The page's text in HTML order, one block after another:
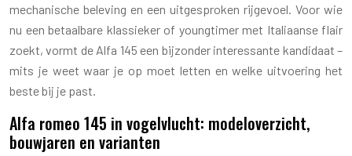
mechanische beleving en een uitgesproken rijgevoel. Voor wie
nu een betaalbare klassieker of youngtimer met Italiaanse flair
zoekt, vormt de Alfa 145 een bijzonder interessante kandidaat –
mits je weet waar je op moet letten en welke uitvoering het
beste bij je past.
Alfa romeo 145 in vogelvlucht: modeloverzicht,
bouwjaren en varianten